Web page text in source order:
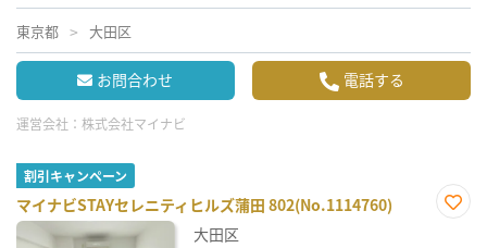
東京都 大田区
お問合わせ 電話する
運営会社： 株式会社マイナビ
割引キャンペーン
マイナビSTAYセレニティヒルズ蒲田 802(No.1114760)
大田区